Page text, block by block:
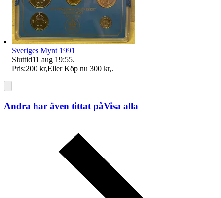
Sveriges Mynt 1991
Sluttid11 aug 19:55.
Pris:200 kr,Eller Köp nu 300 kr,.
Andra har även tittat påVisa alla